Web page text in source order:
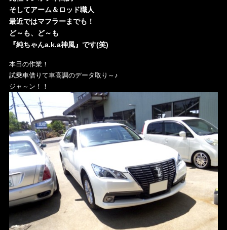
そしてアーム＆ロッド職人
最近ではマフラーまでも！
ど～も、ど～も
『純ちゃんa.k.a神風』です(笑)
本日の作業！
試乗車借りて車高調のデータ取り～♪
ジャ～ン！！